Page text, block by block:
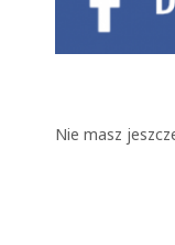
Nie masz